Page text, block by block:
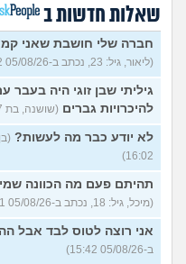
(לחם ושעשועים, בן 36)
כשרבתי עם בת הזוג שלי,
דחפתי אותה מתוך כעס.
להתמודד?
(אלכס, שם
40)
איך להסביר לה שאני רוצה
להיפרד?
(עידן, בן 27)
בעיות ביני לבית הזוג, מה
לעשות?
לא משלמת בדייטים
29)
יוצאת איתו היום לדייט
שאלות חדשות ב
חברה שלי חושבת שאני
(ליאור, גיל: 23, נכתב ב-05/08/26 16:22)
גיליתי שבן זוגי היה בעבר
להיכרויות גברים (שושנה, בת 37, כתבה ב-05/08/26 16:13)
לא יודע כבר מה לעשות?
16:02)
תהיתם פעם מה הכוונה
(מיכל, גיל: 18, נכתב ב-05/08/26 15:51)
אני רוצה לטוס לבד אבל
ב-05/08/26 15:42)